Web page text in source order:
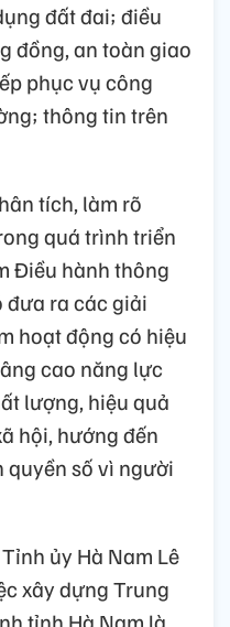
đất đai; điều
đồng, an toàn giao
phục vụ công
thông tin trên
tích, làm rõ
quá trình triển
Điều hành thông
đưa ra các giải
hoạt động có hiệu
cao năng lực
lượng, hiệu quả
hội, hướng đến
quyền số vì người
ủy Hà Nam Lê
xây dựng Trung